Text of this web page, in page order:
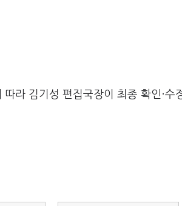
라 김기성 편집국장이 최종 확인·수